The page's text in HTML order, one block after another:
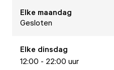
Elke maandag
Gesloten
Elke dinsdag
12:00 - 22:00 uur